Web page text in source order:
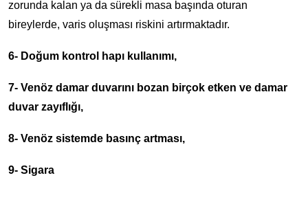
zorunda kalan ya da sürekli masa başında oturan
bireylerde, varis oluşması riskini artırmaktadır.
6- Doğum kontrol hapı kullanımı,
7- Venöz damar duvarını bozan birçok etken ve damar
duvar zayıflığı,
8- Venöz sistemde basınç artması,
9- Sigara